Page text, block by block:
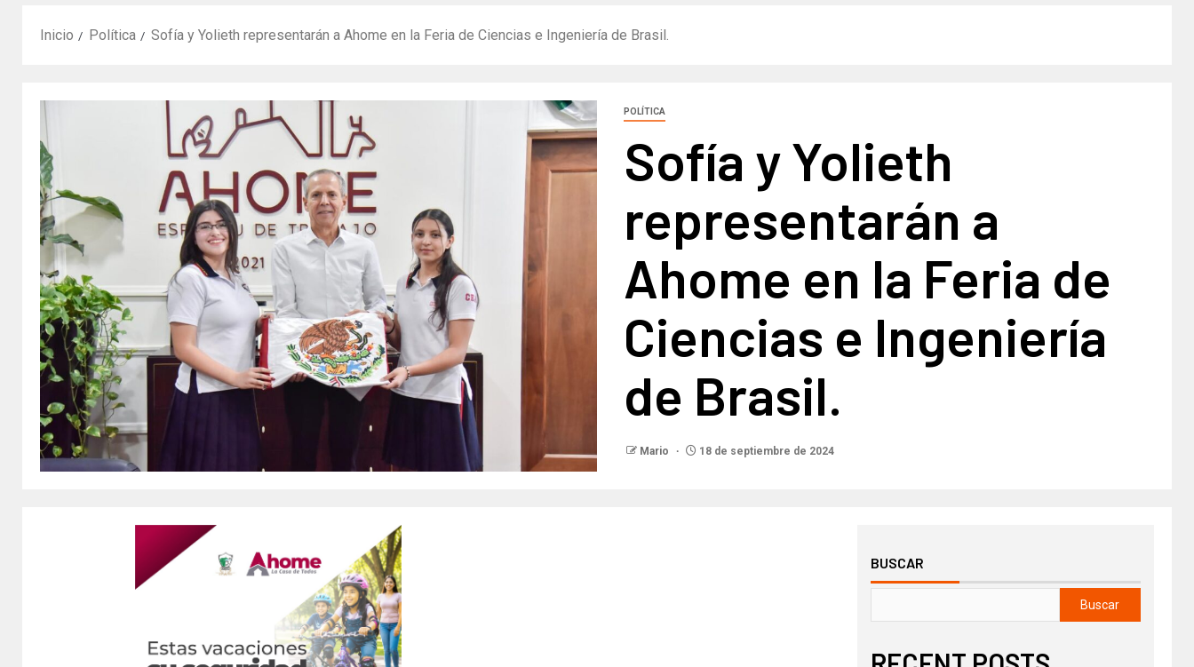
Inicio Política Sofía y Yolieth representarán a Ahome en la Feria de Ciencias e Ingeniería de Brasil.
POLÍTICA
Sofía y Yolieth
representarán a
Ahome en la Feria de
Ciencias e Ingeniería
de Brasil.
Mario 18 de septiembre de 2024
BUSCAR
Buscar